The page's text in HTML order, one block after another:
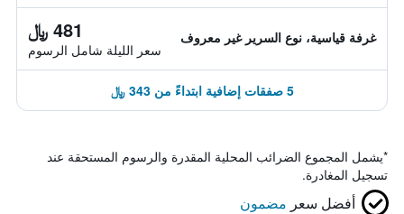
غرفة قياسية، نوع السرير غير معروف 481 ﷼
سعر الليلة شامل الرسوم
5 صفقات إضافية ابتداءً من 343 ﷼
*يشمل المجموع الضرائب المحلية المقدرة والرسوم المستحقة عند
تسجيل المغادرة.
أفضل سعر مضمون